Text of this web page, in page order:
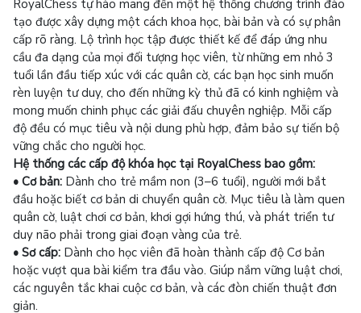
RoyalChess tự hào mang đến một hệ thống chương trình đào
tạo được xây dựng một cách khoa học, bài bản và có sự phân
cấp rõ ràng. Lộ trình học tập được thiết kế để đáp ứng nhu
cầu đa dạng của mọi đối tượng học viên, từ những em nhỏ 3
tuổi lần đầu tiếp xúc với các quân cờ, các bạn học sinh muốn
rèn luyện tư duy, cho đến những kỳ thủ đã có kinh nghiệm và
mong muốn chinh phục các giải đấu chuyên nghiệp. Mỗi cấp
độ đều có mục tiêu và nội dung phù hợp, đảm bảo sự tiến bộ
vững chắc cho người học.
Hệ thống các cấp độ khóa học tại RoyalChess bao gồm:
• Cơ bản: Dành cho trẻ mầm non (3–6 tuổi), người mới bắt
đầu hoặc biết cơ bản di chuyển quân cờ. Mục tiêu là làm quen
quân cờ, luật chơi cơ bản, khơi gợi hứng thú, và phát triển tư
duy não phải trong giai đoạn vàng của trẻ.
• Sơ cấp: Dành cho học viên đã hoàn thành cấp độ Cơ bản
hoặc vượt qua bài kiểm tra đầu vào. Giúp nắm vững luật chơi,
các nguyên tắc khai cuộc cơ bản, và các đòn chiến thuật đơn
giản.